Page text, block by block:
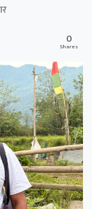
0
Shares